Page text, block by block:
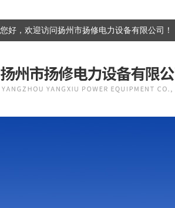
您好，欢迎访问扬州市扬修电力设备有限公司！